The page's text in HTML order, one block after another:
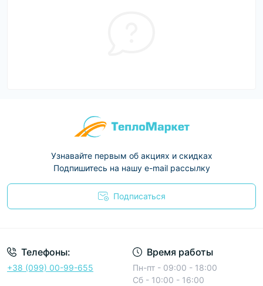
Узнавайте первым об акциях и скидках
Подпишитесь на нашу e-mail рассылку
Подписаться
Телефоны:
+38 (099) 00-99-655
Время работы
Пн-пт - 09:00 - 18:00
Сб - 10:00 - 16:00